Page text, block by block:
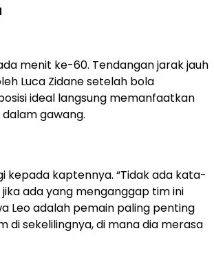
menit ke-60. Tendangan jarak jauh
Luca Zidane setelah bola
ideal langsung memanfaatkan
gawang.
kepada kaptennya. “Tidak ada kata-
ada yang menganggap tim ini
Leo adalah pemain paling penting
di sekelilingnya, di mana dia merasa